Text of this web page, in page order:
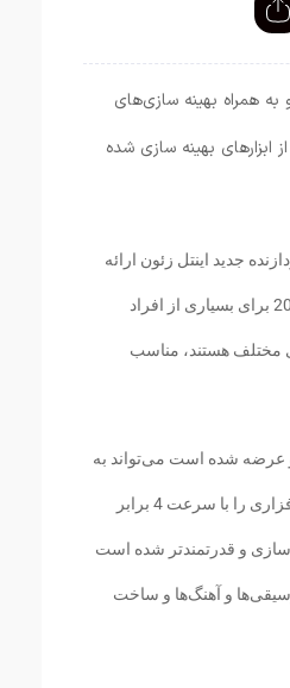
همراه بهینه سازی‌های
بهینه سازی شده
پشتیبانی از پردازنده جدید اینتل زئون ارائه
شده در مک پرو 2019 آماده عرضه شده است. این نرم افزار می‌تواند در مک پرو 2019 برای بسیاری از افراد
مختلف هستند، مناسب
عرضه شده است می‌تواند به
تمام کاربران یک دستگاه مک پرو اجازه پردازش 1000 ترک صوتی و 1000 ساز نرم افزاری را با سرعت 4 برابر
پیشین بهینه سازی و قدرتمندتر شده است
و آهنگ‌ها و ساخت